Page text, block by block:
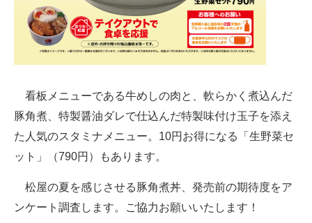
IT製品の技術・比較・事例
製造業のIT導入・活用を支援
エレクトロニクス専門サイト
電子設計の基本と応用
建設×テクノロジーの最前線
看板メニューである牛めしの肉と、軟らかく煮込んだ
豚角煮、特製醤油ダレで仕込んだ特製味付け玉子を添え
た人気のスタミナメニュー。10円お得になる「生野菜セ
ット」（790円）もあります。
松屋の夏を感じさせる豚角煮丼、発売前の期待度をア
ンケート調査します。ご協力お願いいたします！